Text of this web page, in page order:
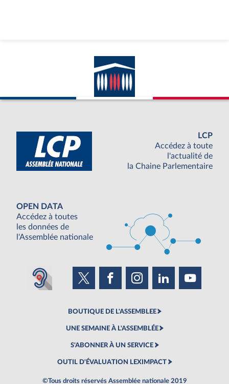
LCP
Accédez à toute
l'actualité de
la Chaine Parlementaire
OPEN DATA
Accédez à toutes
les données de
l'Assemblée nationale
BOUTIQUE DE L'ASSEMBLEE
UNE SEMAINE À L'ASSEMBLÉE
S'ABONNER À UN SERVICE
OUTIL D'ÉVALUATION LEXIMPACT
©Tous droits réservés Assemblée nationale 2019